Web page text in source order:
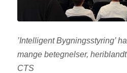
’Intelligent Bygningsstyring’
mange betegnelser,
CTS